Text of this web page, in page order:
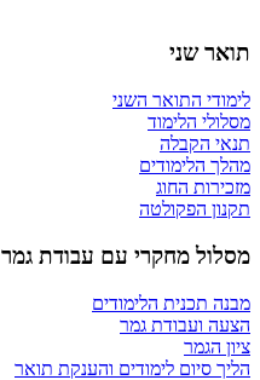
תואר שני
לימודי התואר השני
מסלולי הלימוד
תנאי הקבלה
מהלך הלימודים
מזכירות החוג
תקנון הפקולטה
מסלול מחקרי עם עבודת גמר
מבנה תכנית הלימודים
הצעה ועבודת גמר
ציון הגמר
הליך סיום לימודים והענקת תואר